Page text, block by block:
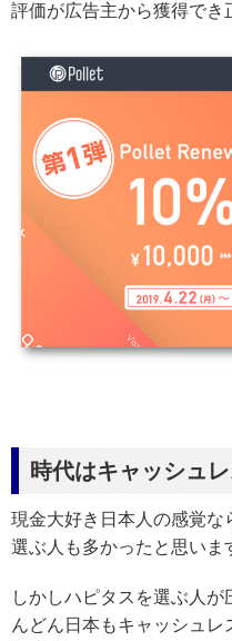
評価が広告主から獲得でき
時代はキャッシュ
現金大好き日本人の感覚な
選ぶ人も多かったと思いま
しかしハピタスを選ぶ人
んどん日本もキャッシュ